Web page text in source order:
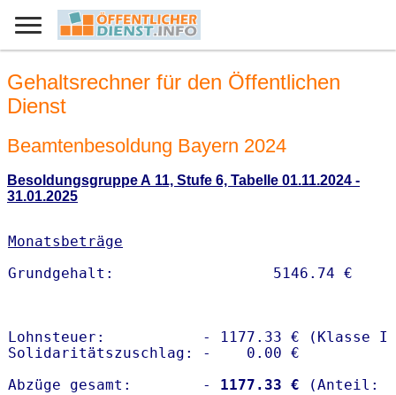
Gehaltsrechner für den Öffentlichen
Dienst
Beamtenbesoldung Bayern 2024
Besoldungsgruppe A 11, Stufe 6, Tabelle 01.11.2024 -
31.01.2025
Monatsbeträge
Lohnsteuer:           - 1177.33 € (Klasse I)
Solidaritätszuschlag: -    0.00 €
Abzüge gesamt:        -
1177.33 €